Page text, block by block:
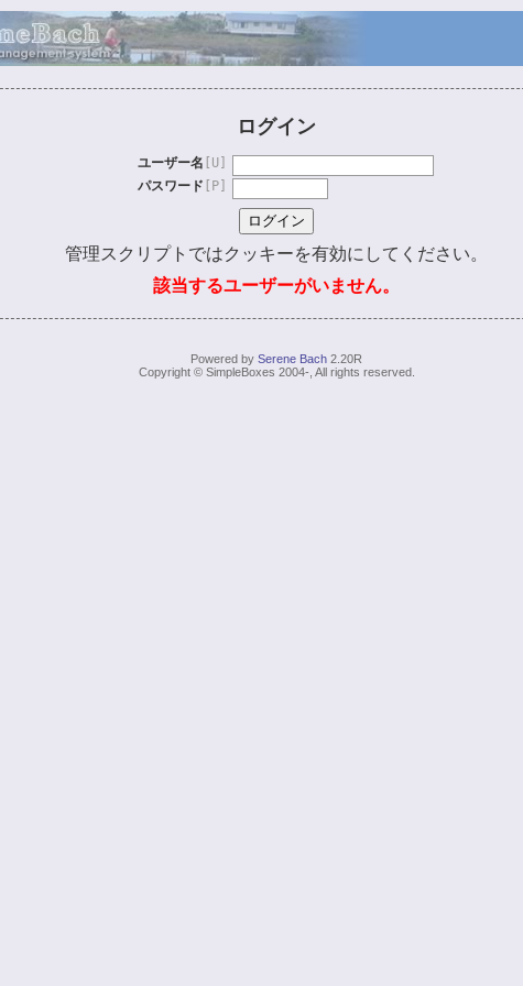
ログイン
ユーザー名 [U]
パスワード [P]
管理スクリプトではクッキーを有効にしてください。
該当するユーザーがいません。
Powered by Serene Bach 2.20R
Copyright © SimpleBoxes 2004-, All rights reserved.